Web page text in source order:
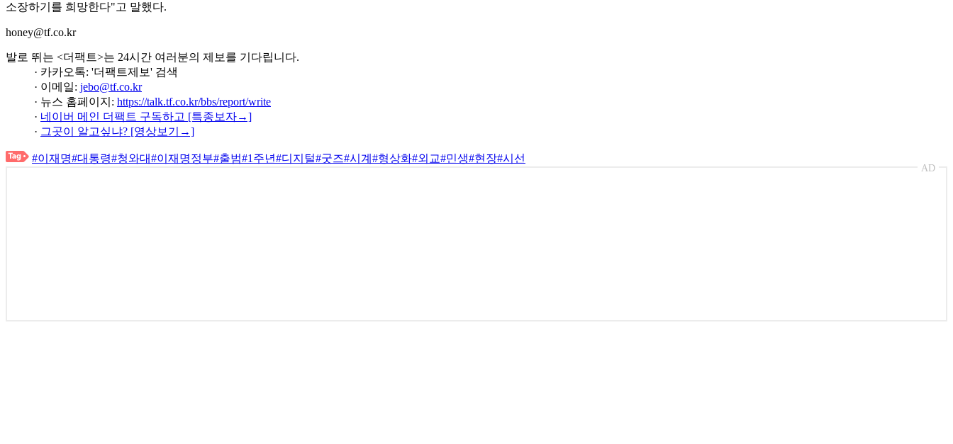
소장하기를 희망한다"고 말했다.
honey@tf.co.kr
발로 뛰는 <더팩트>는 24시간 여러분의 제보를 기다립니다.
· 카카오톡: '더팩트제보' 검색
· 이메일: jebo@tf.co.kr
· 뉴스 홈페이지: https://talk.tf.co.kr/bbs/report/write
· 네이버 메인 더팩트 구독하고 [특종보자→]
· 그곳이 알고싶냐? [영상보기→]
#이재명#대통령#청와대#이재명정부#출범#1주년#디지털#굿즈#시계 #형상화#외교#민생#현장#시선
AD